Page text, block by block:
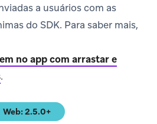
a usuários com as
do SDK. Para saber mais,
no app com arrastar e
.
Web: 2.5.0+
(opens in new tab)